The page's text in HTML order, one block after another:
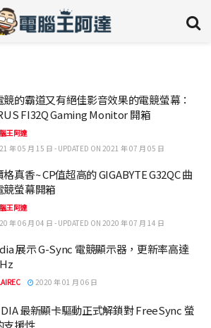
競的霸道又有絕佳影音效果的電競螢幕：
FI32Q Gaming Monitor 開箱
王阿達
年 05 月 15 日 - UPDATED ON 2021 年 07 月 05 日
真香~ CP值超高的 GIGABYTE G32QC 曲
競螢幕開箱
王阿達
年 06 月 04 日 - UPDATED ON 2020 年 07 月 14 日
展示 G-Sync 電競顯示器，更新率高達
2020 年 01 月 06 日
最新顯卡驅動正式解鎖對 FreeSync 螢
支援性